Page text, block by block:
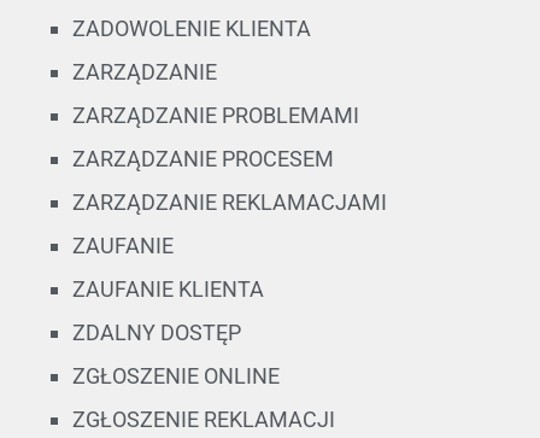
ZADOWOLENIE KLIENTA
ZARZĄDZANIE
ZARZĄDZANIE PROBLEMAMI
ZARZĄDZANIE PROCESEM
ZARZĄDZANIE REKLAMACJAMI
ZAUFANIE
ZAUFANIE KLIENTA
ZDALNY DOSTĘP
ZGŁOSZENIE ONLINE
ZGŁOSZENIE REKLAMACJI